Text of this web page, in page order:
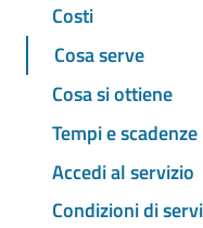
Costi
Cosa serve
Cosa si ottiene
Tempi e scadenze
Accedi al servizio
Condizioni di